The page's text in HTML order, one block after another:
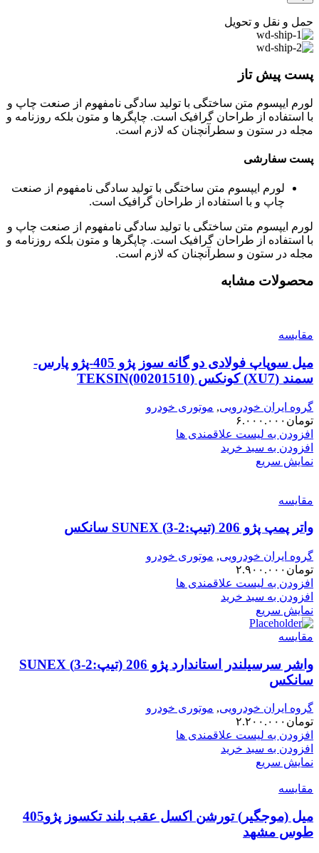
حمل و نقل و تحویل
پست پیش تاز
لورم ایپسوم متن ساختگی با تولید سادگی نامفهوم از صنعت چاپ و
با استفاده از طراحان گرافیک است. چاپگرها و متون بلکه روزنامه و
مجله در ستون و سطرآنچنان که لازم است.
پست سفارشی
لورم ایپسوم متن ساختگی با تولید سادگی نامفهوم از صنعت
چاپ و با استفاده از طراحان گرافیک است.
لورم ایپسوم متن ساختگی با تولید سادگی نامفهوم از صنعت چاپ و
با استفاده از طراحان گرافیک است. چاپگرها و متون بلکه روزنامه و
مجله در ستون و سطرآنچنان که لازم است.
محصولات مشابه
مقایسه
میل سوپاپ فولادی دو گانه سوز پژو 405-پژو پارس-
سمند (XU7) کونکس TEKSIN(00201510)
گروه ایران خودرویی, موتوری خودرو
تومان ۶.۰۰۰.۰۰۰
افزودن به لیست علاقمندی ها
افزودن به سبد خرید
نمایش سریع
مقایسه
واتر پمپ پژو 206 (تیپ:2-3) SUNEX سانکس
گروه ایران خودرویی, موتوری خودرو
تومان ۲.۹۰۰.۰۰۰
افزودن به لیست علاقمندی ها
افزودن به سبد خرید
نمایش سریع
مقایسه
واشر سرسیلندر استاندارد پژو 206 (تیپ:2-3) SUNEX
سانکس
گروه ایران خودرویی, موتوری خودرو
تومان ۲.۲۰۰.۰۰۰
افزودن به لیست علاقمندی ها
افزودن به سبد خرید
نمایش سریع
مقایسه
میل (موجگیر) تورشن اکسل عقب بلند تکسوز پژو405
طوس مشهد